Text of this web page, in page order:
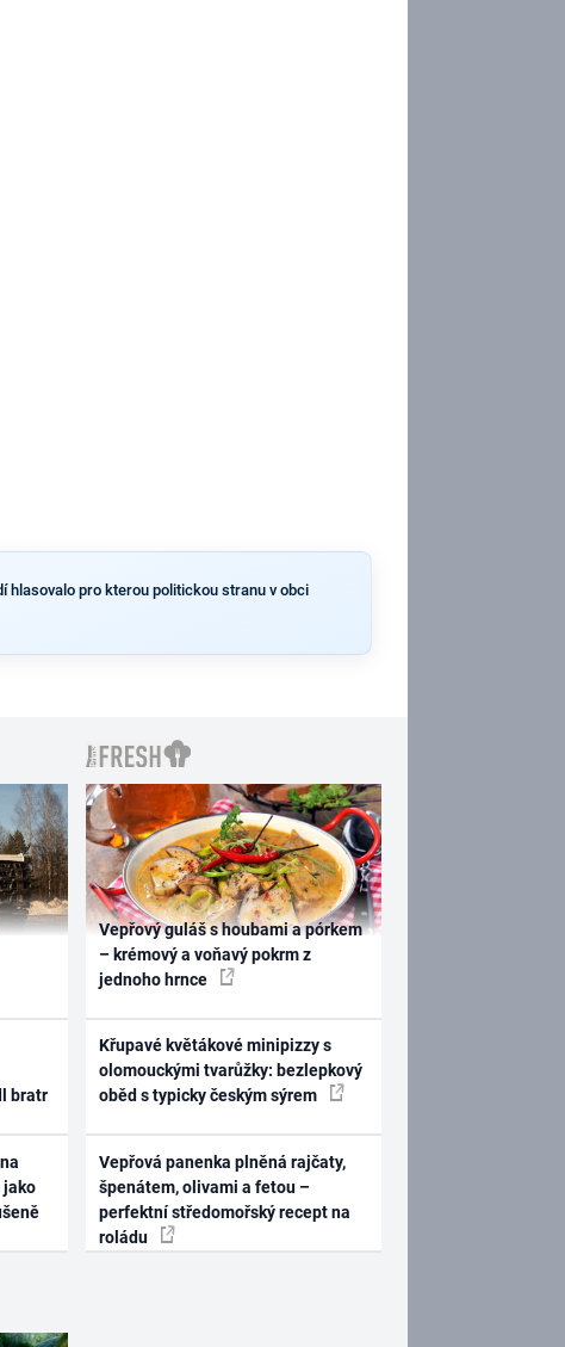
hlasovalo pro kterou politickou stranu v obci
bratr
jako
Vepřový guláš s houbami a pórkem
– krémový a voňavý pokrm z
jednoho hrnce
Křupavé květákové minipizzy s
olomouckými tvarůžky: bezlepkový
oběd s typicky českým sýrem
Vepřová panenka plněná rajčaty,
špenátem, olivami a fetou –
perfektní středomořský recept na
roládu